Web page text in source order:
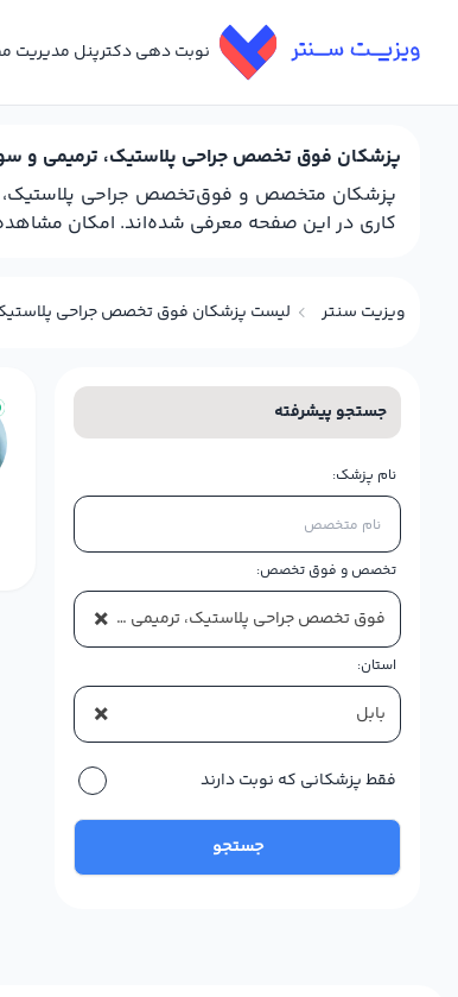
نوبت دهی دکترپنل مدیریت
پزشکان فوق تخصص جراحی پلاستیک، ترمیمی و
پزشکان متخصص و فوق‌تخصص جراحی پلاستیک،
کاری در این صفحه معرفی شده‌اند. امکان مشاهده
ویزیت سنتر لیست پزشکان فوق تخصص جراحی
جستجو پیشرفته
نام پزشک:
تخصص و فوق تخصص:
× فوق تخصص جراحی پلاستیک، ترمیمی و سوختگی
استان:
× بابل
فقط پزشکانی که نوبت دارند
جستجو